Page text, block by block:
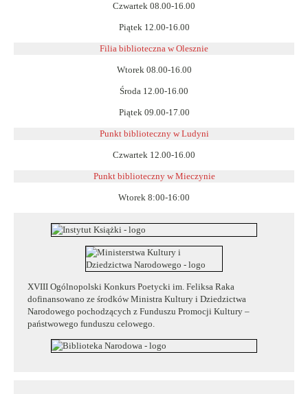
Czwartek 08.00-16.00
Piątek 12.00-16.00
Filia biblioteczna w Olesznie
Wtorek 08.00-16.00
Środa 12.00-16.00
Piątek 09.00-17.00
Punkt biblioteczny w Ludyni
Czwartek 12.00-16.00
Punkt biblioteczny w Mieczynie
Wtorek 8:00-16:00
XVIII Ogólnopolski Konkurs Poetycki im. Feliksa Raka
dofinansowano ze środków Ministra Kultury i Dziedzictwa
Narodowego pochodzących z Funduszu Promocji Kultury –
państwowego funduszu celowego.